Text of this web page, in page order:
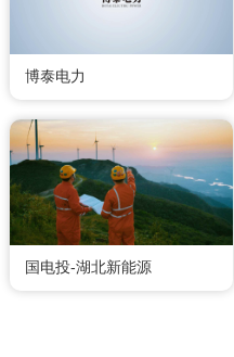
博泰电力
国电投-湖北新能源